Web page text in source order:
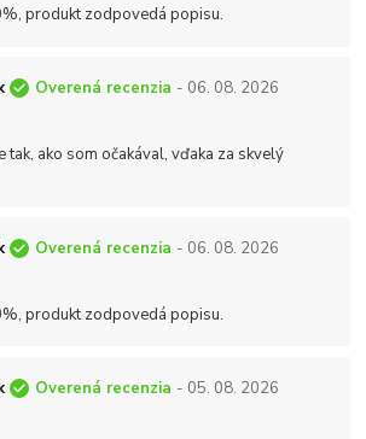
produkt zodpovedá popisu.
Overená recenzia - 06. 08. 2026
tak, ako som očakával, vďaka za skvelý
Overená recenzia - 06. 08. 2026
produkt zodpovedá popisu.
Overená recenzia - 05. 08. 2026